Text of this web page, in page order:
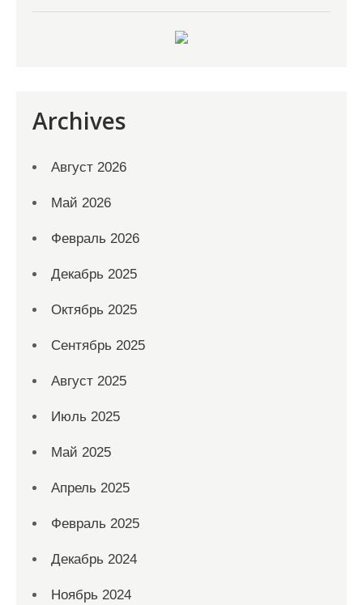
Archives
Август 2026
Май 2026
Февраль 2026
Декабрь 2025
Октябрь 2025
Сентябрь 2025
Август 2025
Июль 2025
Май 2025
Апрель 2025
Февраль 2025
Декабрь 2024
Ноябрь 2024